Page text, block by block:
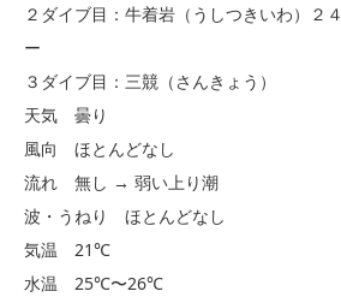
２ダイブ目：牛着岩（うしつきいわ）２
ー
３ダイブ目：三競（さんきょう）
天気 曇り
風向 ほとんどなし
流れ 無し → 弱い上り潮
波・うねり ほとんどなし
気温 21℃
水温 25℃〜26℃